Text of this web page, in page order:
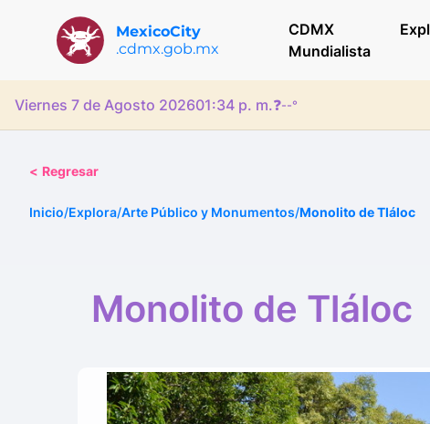
MexicoCity
.cdmx.gob.mx
CDMX
Mundialista
Viernes 7 de Agosto 202601:34 p. m.❓--°
< Regresar
Inicio/Explora/Arte Público y Monumentos/Monolito de Tláloc
Monolito de Tláloc